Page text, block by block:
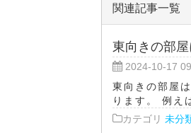
関連記事一覧
東向きの部
2024-10-17
東向きの部屋
ります。 例え
カテゴリ 未分